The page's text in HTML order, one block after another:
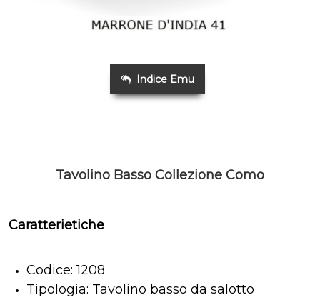
Indice Emu
Tavolino Basso Collezione Como
Caratterietiche
Codice: 1208
Tipologia: Tavolino basso da salotto